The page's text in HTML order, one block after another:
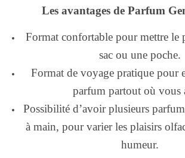
Les avantages de Parfum
Format confortable pour mettre le
sac ou une poche.
Format de voyage pratique pour
parfum partout où vous
Possibilité d’avoir plusieurs
à main, pour varier les plaisirs
humeur.